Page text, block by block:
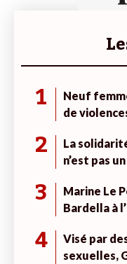
1
Neuf
de
2
La
n’est pas
3
Marine Le
Bardella à
4
Visé par
sexuelles,